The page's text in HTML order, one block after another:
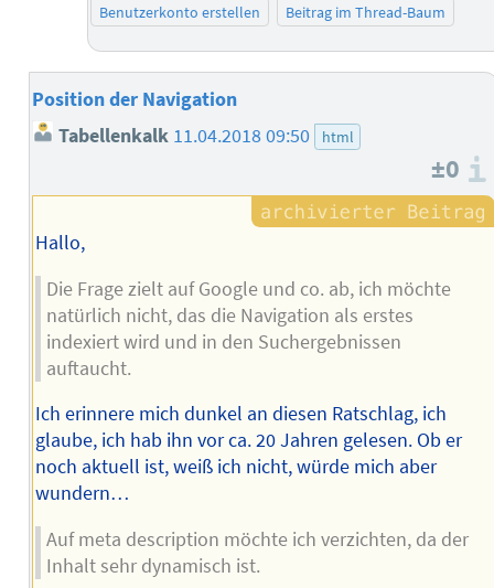
Benutzerkonto erstellen
Beitrag im Thread-Baum
Position der Navigation
Tabellenkalk 11.04.2018 09:50 html
±0
Hallo,
Die Frage zielt auf Google und co. ab, ich möchte
natürlich nicht, das die Navigation als erstes
indexiert wird und in den Suchergebnissen
auftaucht.
Ich erinnere mich dunkel an diesen Ratschlag, ich
glaube, ich hab ihn vor ca. 20 Jahren gelesen. Ob er
noch aktuell ist, weiß ich nicht, würde mich aber
wundern…
Auf meta description möchte ich verzichten, da der
Inhalt sehr dynamisch ist.